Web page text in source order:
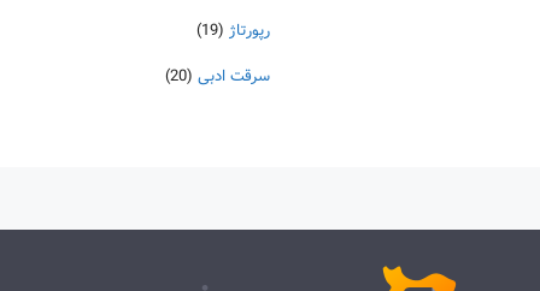
رپورتاژ (19)
سرقت ادبی (20)